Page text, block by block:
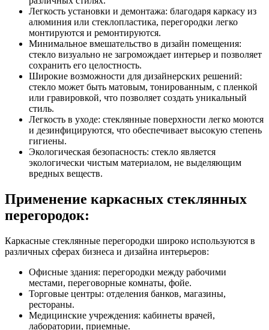
Легкость установки и демонтажа: благодаря каркасу из
алюминия или стеклопластика, перегородки легко
монтируются и ремонтируются.
Минимальное вмешательство в дизайн помещения:
стекло визуально не загромождает интерьер и позволяет
сохранить его целостность.
Широкие возможности для дизайнерских решений:
стекло может быть матовым, тонированным, с пленкой
или гравировкой, что позволяет создать уникальный
стиль.
Легкость в уходе: стеклянные поверхности легко моются
и дезинфицируются, что обеспечивает высокую степень
гигиены.
Экологическая безопасность: стекло является
экологически чистым материалом, не выделяющим
вредных веществ.
Применение каркасных стеклянных
перегородок:
Каркасные стеклянные перегородки широко используются в
различных сферах бизнеса и дизайна интерьеров:
Офисные здания: перегородки между рабочими
местами, переговорные комнаты, фойе.
Торговые центры: отделения банков, магазины,
рестораны.
Медицинские учреждения: кабинеты врачей,
лаборатории, приемные.